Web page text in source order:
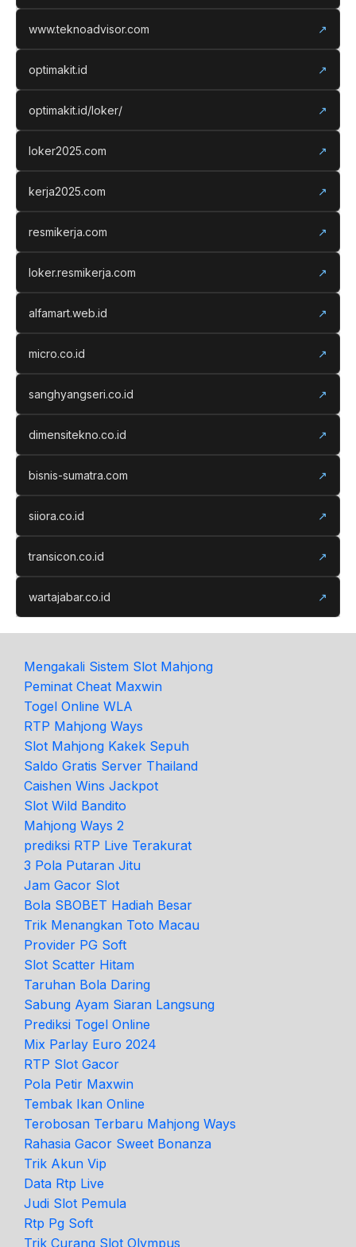
www.teknoadvisor.com ↗
optimakit.id ↗
optimakit.id/loker/ ↗
loker2025.com ↗
kerja2025.com ↗
resmikerja.com ↗
loker.resmikerja.com ↗
alfamart.web.id ↗
micro.co.id ↗
sanghyangseri.co.id ↗
dimensitekno.co.id ↗
bisnis-sumatra.com ↗
siiora.co.id ↗
transicon.co.id ↗
wartajabar.co.id ↗
Mengakali Sistem Slot Mahjong
Peminat Cheat Maxwin
Togel Online WLA
RTP Mahjong Ways
Slot Mahjong Kakek Sepuh
Saldo Gratis Server Thailand
Caishen Wins Jackpot
Slot Wild Bandito
Mahjong Ways 2
prediksi RTP Live Terakurat
3 Pola Putaran Jitu
Jam Gacor Slot
Bola SBOBET Hadiah Besar
Trik Menangkan Toto Macau
Provider PG Soft
Slot Scatter Hitam
Taruhan Bola Daring
Sabung Ayam Siaran Langsung
Prediksi Togel Online
Mix Parlay Euro 2024
RTP Slot Gacor
Pola Petir Maxwin
Tembak Ikan Online
Terobosan Terbaru Mahjong Ways
Rahasia Gacor Sweet Bonanza
Trik Akun Vip
Data Rtp Live
Judi Slot Pemula
Rtp Pg Soft
Trik Curang Slot Olympus